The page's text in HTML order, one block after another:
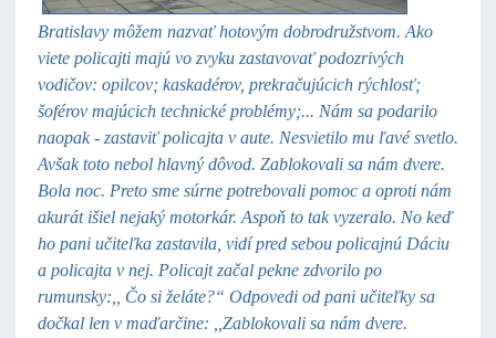
Bratislavy môžem nazvať hotovým dobrodružstvom. Ako
viete policajti majú vo zvyku zastavovať podozrivých
vodičov: opilcov; kaskadérov, prekračujúcich rýchlosť;
šoférov majúcich technické problémy;... Nám sa podarilo
naopak - zastaviť policajta v aute. Nesvietilo mu ľavé svetlo.
Avšak toto nebol hlavný dôvod. Zablokovali sa nám dvere.
Bola noc. Preto sme súrne potrebovali pomoc a oproti nám
akurát išiel nejaký motorkár. Aspoň to tak vyzeralo. No keď
ho pani učiteľka zastavila, vidí pred sebou policajnú Dáciu
a policajta v nej. Policajt začal pekne zdvorilo po
rumunsky:,, Čo si želáte?“ Odpovedi od pani učiteľky sa
dočkal len v maďarčine: ,,Zablokovali sa nám dvere.